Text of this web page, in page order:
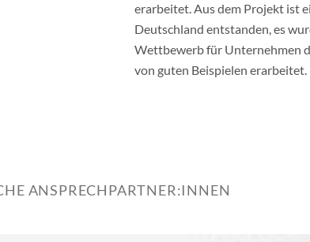
erarbeitet. Aus dem Projekt ist
Deutschland entstanden, es
Wettbewerb für Unternehmen
von guten Beispielen erarbeitet.
ANSPRECHPARTNER:INNEN